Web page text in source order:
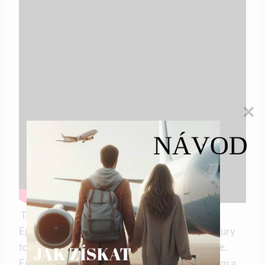
‍ Tak a teď, když víte vše o geografické⁤ poloze⁤
Egypta,⁢ budete schopni do​ hlubin historie a kultury
tohoto úžasného ⁣místa ‍proniknout mnohem lépe.
JAK ZÍSKAT
NÁVOD